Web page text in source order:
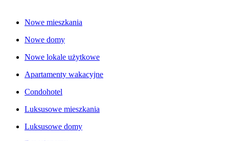
Nowe mieszkania
Nowe domy
Nowe lokale użytkowe
Apartamenty wakacyjne
Condohotel
Luksusowe mieszkania
Luksusowe domy